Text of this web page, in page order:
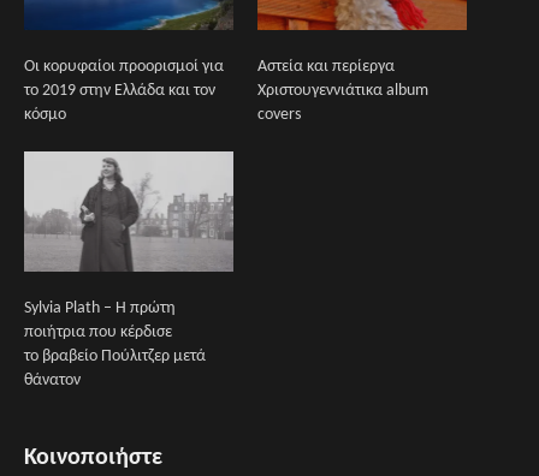
Οι κορυφαίοι προορισμοί για
το 2019 στην Ελλάδα και τον
κόσμο
Αστεία και περίεργα
Χριστουγεννιάτικα album
covers
Sylvia Plath – Η πρώτη
ποιήτρια που κέρδισε
το βραβείο Πούλιτζερ μετά
θάνατον
Κοινοποιήστε